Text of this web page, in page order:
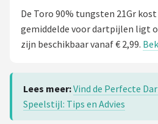
De Toro 90% tungsten 21Gr kost
gemiddelde voor dartpijlen ligt
zijn beschikbaar vanaf € 2,99.
Lees meer:Vind de Perfecte
Speelstijl: Tips en Advies